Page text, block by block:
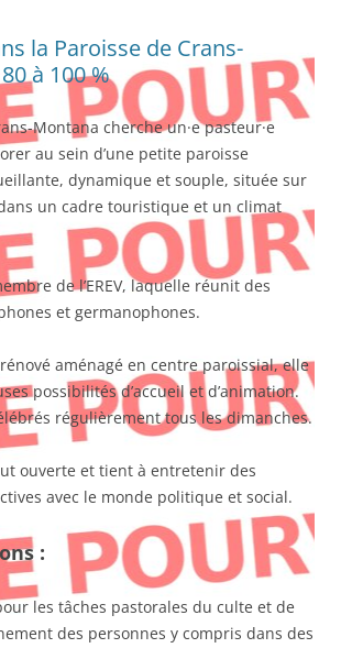
la Paroisse de Crans-
à 100 %
Montana cherche un·e pasteur·e
au sein d’une petite paroisse
dynamique et souple, située sur
un cadre touristique et un climat
de l’EREV, laquelle réunit des
et germanophones.
aménagé en centre paroissial, elle
possibilités d’accueil et d’animation.
régulièrement tous les dimanches.
ouverte et tient à entretenir des
avec le monde politique et social.
:
les tâches pastorales du culte et de
des personnes y compris dans des